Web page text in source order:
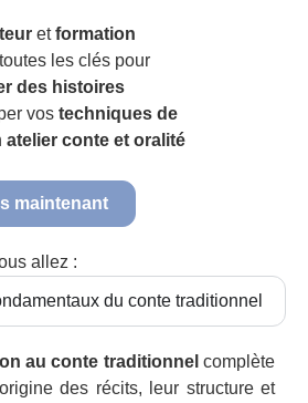
etformation
les clés pour
des histoires
vos techniques de
atelier conte et oralité
maintenant
allez :
du conte traditionnel
au conte traditionnel complète
des récits, leur structure et